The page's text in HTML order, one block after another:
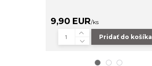
9,90 EUR/ks
Pridať do košíka